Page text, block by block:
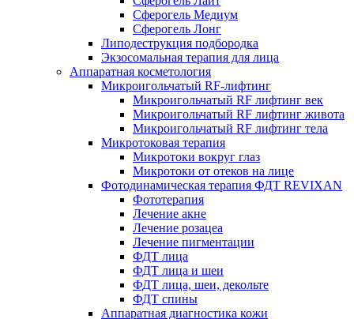
Сферогель Медиум
Сферогель Лонг
Липодеструкция подбородка
Экзосомальная терапия для лица
Аппаратная косметология
Микроигольчатый RF-лифтинг
Микроигольчатый RF лифтинг век
Микроигольчатый RF лифтинг живота
Микроигольчатый RF лифтинг тела
Микротоковая терапия
Микротоки вокруг глаз
Микротоки от отеков на лице
Фотодинамическая терапия ФДТ REVIXAN
Фототерапия
Лечение акне
Лечение розацеа
Лечение пигментации
ФДТ лица
ФДТ лица и шеи
ФДТ лица, шеи, декольте
ФДТ спины
Аппаратная диагностика кожи